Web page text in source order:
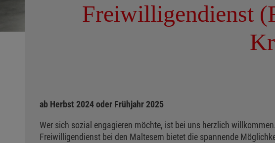
Freiwilligendienst
ab Herbst 2024 oder Frühjahr 2025
Wer sich sozial engagieren möchte, ist bei uns herzlich
Freiwilligendienst bei den Maltesern bietet die spannende